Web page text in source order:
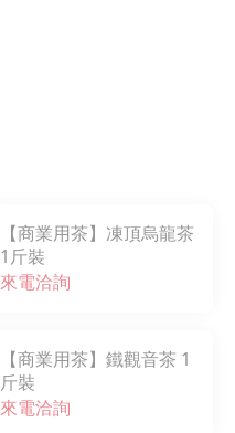
【商業用茶】凍頂烏龍茶
1斤裝
來電洽詢
【商業用茶】鐵觀音茶 1
斤裝
來電洽詢